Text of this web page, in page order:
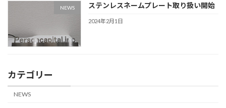
NEWS ステンレスネームプレート取り扱い開始
2024年2月1日
カテゴリー
NEWS